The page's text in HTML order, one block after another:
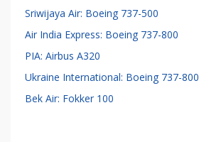
Sriwijaya Air: Boeing 737-500
Air India Express: Boeing 737-800
PIA: Airbus A320
Ukraine International: Boeing 737-800
Bek Air: Fokker 100